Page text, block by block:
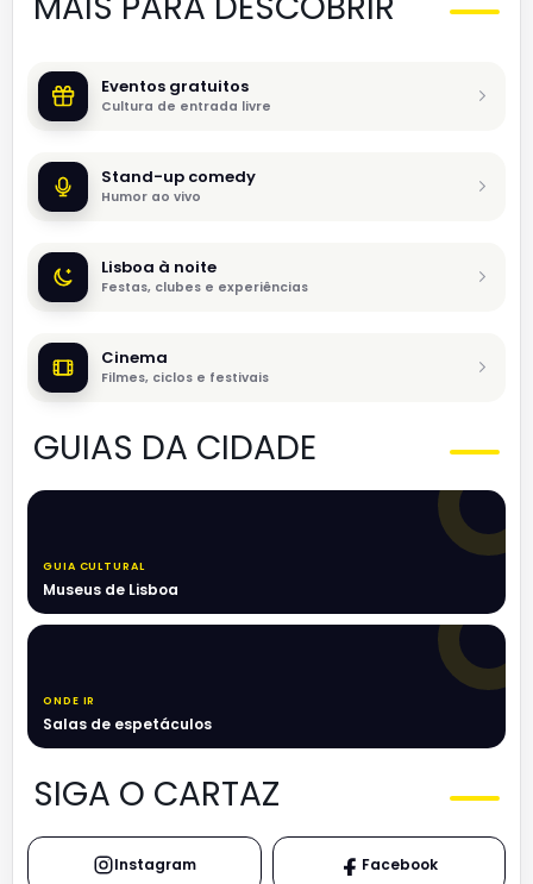
Eventos gratuitos
Cultura de entrada livre
Stand-up comedy
Humor ao vivo
Lisboa à noite
Festas, clubes e experiências
Cinema
Filmes, ciclos e festivais
GUIAS DA CIDADE
GUIA CULTURAL
Museus de Lisboa
ONDE IR
Salas de espetáculos
SIGA O CARTAZ
Instagram Facebook